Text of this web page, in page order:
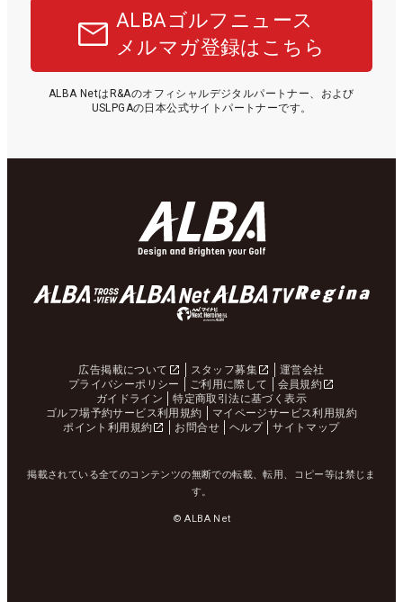
ALBAゴルフニュース
メルマガ登録はこちら
ALBA NetはR&Aのオフィシャルデジタルパートナー、および
USLPGAの日本公式サイトパートナーです。
広告掲載について スタッフ募集
運営会社
プライバシーポリシー
ご利用に際して
会員規約
ガイドライン
特定商取引法に基づく表示
ゴルフ場予約サービス利用規約
マイページサービス利用規約
ポイント利用規約
お問合せ ヘルプ サイトマップ
掲載されている全てのコンテンツの無断での転載、転用、コピー等は禁じま
す。
© ALBA Net